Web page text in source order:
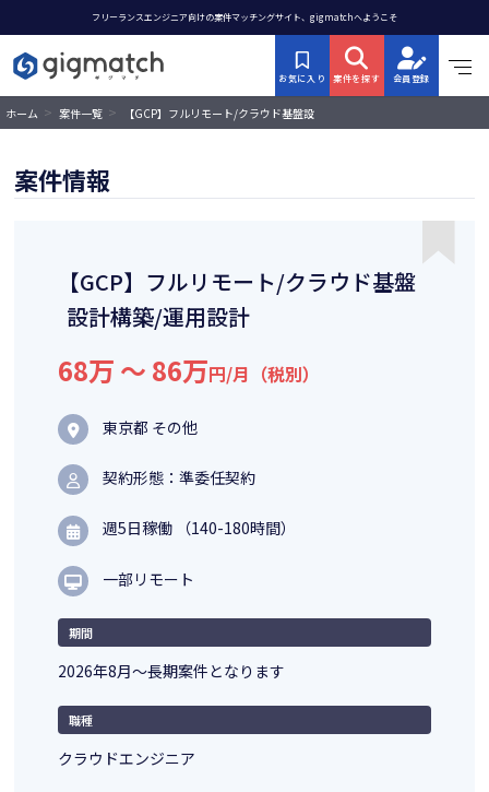
フリーランスエンジニア向けの案件マッチングサイト、gigmatchへようこそ
お気に入り 案件を探す 会員登録
ホーム > 案件一覧 >
【GCP】フルリモート/クラウド基盤設
案件情報
【GCP】フルリモート/クラウド基盤
設計構築/運用設計
68万 〜 86万円/月（税別）
東京都 その他
契約形態：準委任契約
週5日稼働 （140-180時間）
一部リモート
期間
2026年8月～長期案件となります
職種
クラウドエンジニア